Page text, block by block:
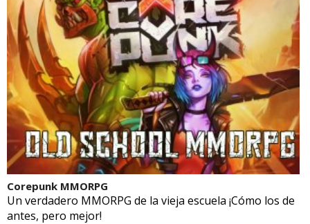
Corepunk MMORPG
Un verdadero MMORPG de la vieja escuela ¡Cómo los de
antes, pero mejor!